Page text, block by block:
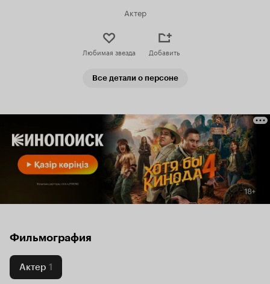
Актер
Любимая звезда Добавить
Все детали о персоне
Фильмография
Актер 1